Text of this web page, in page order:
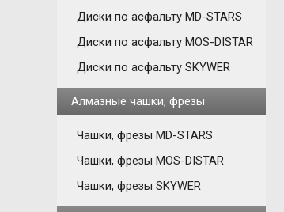
Диски по асфальту MD-STARS
Диски по асфальту MOS-DISTAR
Диски по асфальту SKYWER
Алмазные чашки, фрезы
Чашки, фрезы MD-STARS
Чашки, фрезы MOS-DISTAR
Чашки, фрезы SKYWER